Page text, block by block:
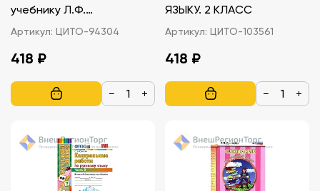
учебнику Л.Ф.
Климановой, С.Г.
Артикул: ЦИТО-94304
418 ₽
− +
ЯЗЫКУ. 2 КЛАСС
Артикул: ЦИТО-103561
418 ₽
− +